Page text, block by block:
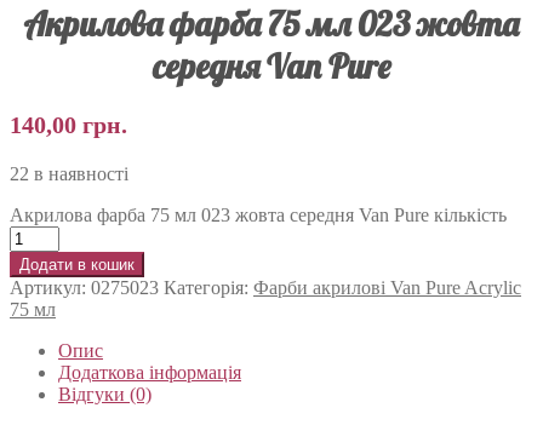
Акрилова фарба 75 мл 023 жовта
середня Van Pure
140,00 грн.
22 в наявності
Акрилова фарба 75 мл 023 жовта середня Van Pure кількість
Додати в кошик
Артикул: 0275023 Категорія: Фарби акрилові Van Pure Acrylic
75 мл
Опис
Додаткова інформація
Відгуки (0)